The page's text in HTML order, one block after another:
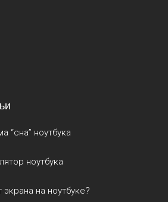
“сна” ноутбука
ноутбука
на ноутбуке?